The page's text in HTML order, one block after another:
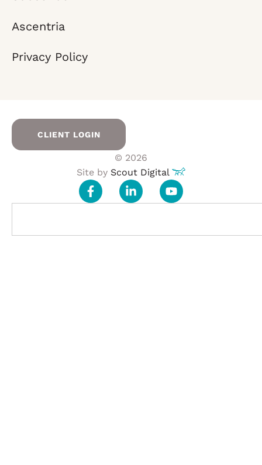
Ascentria
Privacy Policy
© 2026
Site by Scout Digital
CLIENT LOGIN